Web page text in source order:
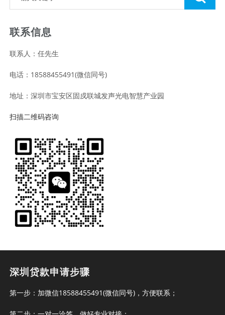
联系信息
联系人：任先生
电话：18588455491(微信同号)
地址：深圳市宝安区固戍联城发声光电智慧产业园
扫描二维码咨询
深圳贷款申请步骤
第一步：加微信18588455491(微信同号)，方便联系；